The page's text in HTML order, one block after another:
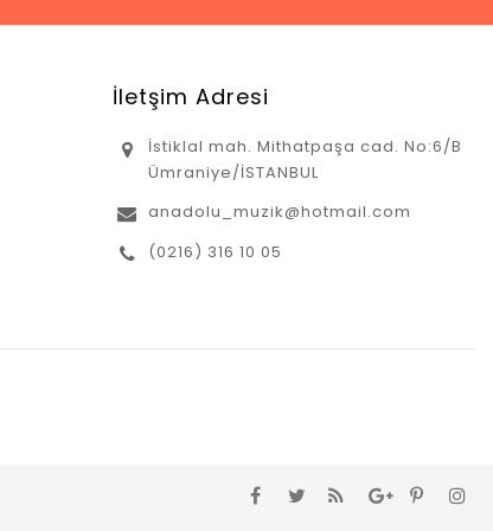
İletşim Adresi
İstiklal mah. Mithatpaşa cad. No:6/B
Ümraniye/İSTANBUL
anadolu_muzik@hotmail.com
(0216) 316 10 05